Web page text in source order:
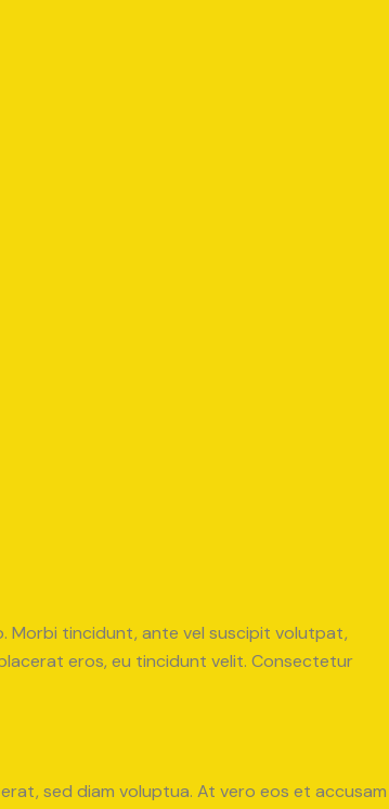
Morbi tincidunt, ante vel suscipit volutpat,
eros, eu tincidunt velit. Consectetur
sed diam voluptua. At vero eos et accusam